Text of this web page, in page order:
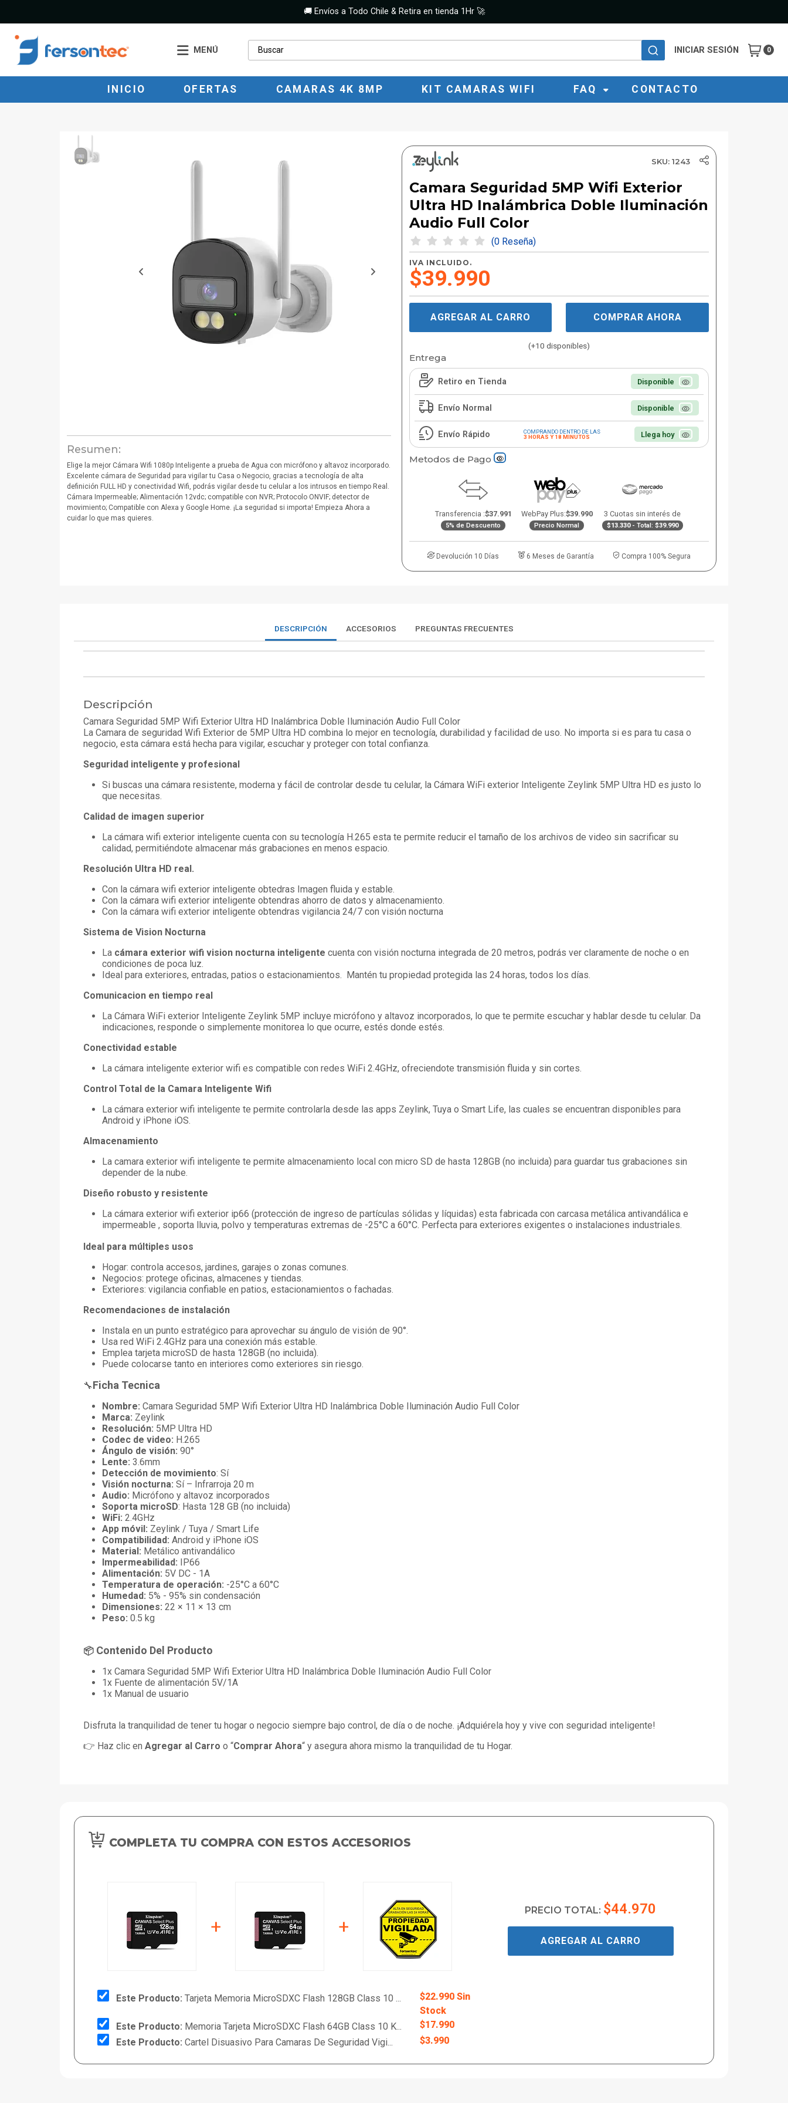
🚚 Envíos a Todo Chile & Retira en tienda 1Hr 🚀
MENÚ INICIAR SESIÓN 0
INICIO OFERTAS CAMARAS 4K 8MP KIT CAMARAS WIFI FAQ CONTACTO
Resumen:
Elige la mejor Cámara Wifi 1080p Inteligente a prueba de Agua con micrófono y altavoz incorporado.
Excelente cámara de Seguridad para vigilar tu Casa o Negocio, gracias a tecnología de alta
definición FULL HD y conectividad Wifi, podrás vigilar desde tu celular a los intrusos en tiempo Real.
Cámara Impermeable; Alimentación 12vdc; compatible con NVR; Protocolo ONVIF; detector de
movimiento; Compatible con Alexa y Google Home. ¡La seguridad si importa! Empieza Ahora a
cuidar lo que mas quieres.
SKU: 1243
Camara Seguridad 5MP Wifi Exterior
Ultra HD Inalámbrica Doble Iluminación
Audio Full Color
(0 Reseña)
IVA INCLUIDO.
$39.990
AGREGAR AL CARRO COMPRAR AHORA
(+10 disponibles)
Entrega
Retiro en Tienda Disponible
Envío Normal Disponible
Envío Rápido
COMPRANDO DENTRO DE LAS
3 HORAS Y 18 MINUTOS
Llega hoy
Metodos de Pago
Transferencia :$37.991
5% de Descuento
WebPay Plus:$39.990
Precio Normal
3 Cuotas sin interés de
$13.330- Total: $39.990
Devolución 10 Días 6 Meses de Garantía Compra 100% Segura
DESCRIPCIÓN ACCESORIOS PREGUNTAS FRECUENTES
Descripción
Camara Seguridad 5MP Wifi Exterior Ultra HD Inalámbrica Doble Iluminación Audio Full Color
La Camara de seguridad Wifi Exterior de 5MP Ultra HD combina lo mejor en tecnología, durabilidad y facilidad de uso. No importa si es para tu casa o
negocio, esta cámara está hecha para vigilar, escuchar y proteger con total confianza.
Seguridad inteligente y profesional
Si buscas una cámara resistente, moderna y fácil de controlar desde tu celular, la Cámara WiFi exterior Inteligente Zeylink 5MP Ultra HD es justo lo
que necesitas.
Calidad de imagen superior
La cámara wifi exterior inteligente cuenta con su tecnología H.265 esta te permite reducir el tamaño de los archivos de video sin sacrificar su
calidad, permitiéndote almacenar más grabaciones en menos espacio.
Resolución Ultra HD real.
Con la cámara wifi exterior inteligente obtedras Imagen fluida y estable.
Con la cámara wifi exterior inteligente obtendras ahorro de datos y almacenamiento.
Con la cámara wifi exterior inteligente obtendras vigilancia 24/7 con visión nocturna
Sistema de Vision Nocturna
La cámara exterior wifi vision nocturna inteligente cuenta con visión nocturna integrada de 20 metros, podrás ver claramente de noche o en
condiciones de poca luz.
Ideal para exteriores, entradas, patios o estacionamientos. Mantén tu propiedad protegida las 24 horas, todos los días.
Comunicacion en tiempo real
La Cámara WiFi exterior Inteligente Zeylink 5MP incluye micrófono y altavoz incorporados, lo que te permite escuchar y hablar desde tu celular. Da
indicaciones, responde o simplemente monitorea lo que ocurre, estés donde estés.
Conectividad estable
La cámara inteligente exterior wifi es compatible con redes WiFi 2.4GHz, ofreciendote transmisión fluida y sin cortes.
Control Total de la Camara Inteligente Wifi
La cámara exterior wifi inteligente te permite controlarla desde las apps Zeylink, Tuya o Smart Life, las cuales se encuentran disponibles para
Android y iPhone iOS.
Almacenamiento
La camara exterior wifi inteligente te permite almacenamiento local con micro SD de hasta 128GB (no incluida) para guardar tus grabaciones sin
depender de la nube.
Diseño robusto y resistente
La cámara exterior wifi exterior ip66 (protección de ingreso de partículas sólidas y líquidas) esta fabricada con carcasa metálica antivandálica e
impermeable , soporta lluvia, polvo y temperaturas extremas de -25°C a 60°C. Perfecta para exteriores exigentes o instalaciones industriales.
Ideal para múltiples usos
Hogar: controla accesos, jardines, garajes o zonas comunes.
Negocios: protege oficinas, almacenes y tiendas.
Exteriores: vigilancia confiable en patios, estacionamientos o fachadas.
Recomendaciones de instalación
Instala en un punto estratégico para aprovechar su ángulo de visión de 90°.
Usa red WiFi 2.4GHz para una conexión más estable.
Emplea tarjeta microSD de hasta 128GB (no incluida).
Puede colocarse tanto en interiores como exteriores sin riesgo.
🔧Ficha Tecnica
Nombre: Camara Seguridad 5MP Wifi Exterior Ultra HD Inalámbrica Doble Iluminación Audio Full Color
Marca: Zeylink
Resolución: 5MP Ultra HD
Codec de video: H.265
Ángulo de visión: 90°
Lente: 3.6mm
Detección de movimiento: Sí
Visión nocturna: Sí – Infrarroja 20 m
Audio: Micrófono y altavoz incorporados
Soporta microSD: Hasta 128 GB (no incluida)
WiFi: 2.4GHz
App móvil: Zeylink / Tuya / Smart Life
Compatibilidad: Android y iPhone iOS
Material: Metálico antivandálico
Impermeabilidad: IP66
Alimentación: 5V DC - 1A
Temperatura de operación: -25°C a 60°C
Humedad: 5% - 95% sin condensación
Dimensiones: 22 × 11 × 13 cm
Peso: 0.5 kg
📦 Contenido Del Producto
1x Camara Seguridad 5MP Wifi Exterior Ultra HD Inalámbrica Doble Iluminación Audio Full Color
1x Fuente de alimentación 5V/1A
1x Manual de usuario
Disfruta la tranquilidad de tener tu hogar o negocio siempre bajo control, de día o de noche. ¡Adquiérela hoy y vive con seguridad inteligente!
👉 Haz clic en Agregar al Carro o “Comprar Ahora“ y asegura ahora mismo la tranquilidad de tu Hogar.
COMPLETA TU COMPRA CON ESTOS ACCESORIOS
+ +
Este Producto:Tarjeta Memoria MicroSDXC Flash 128GB Class 10 ...
$22.990 Sin
Stock
Este Producto: Memoria Tarjeta MicroSDXC Flash 64GB Class 10 K...
$17.990
Este Producto:Cartel Disuasivo Para Camaras De Seguridad Vigi... $3.990
PRECIO TOTAL: $44.970
AGREGAR AL CARRO